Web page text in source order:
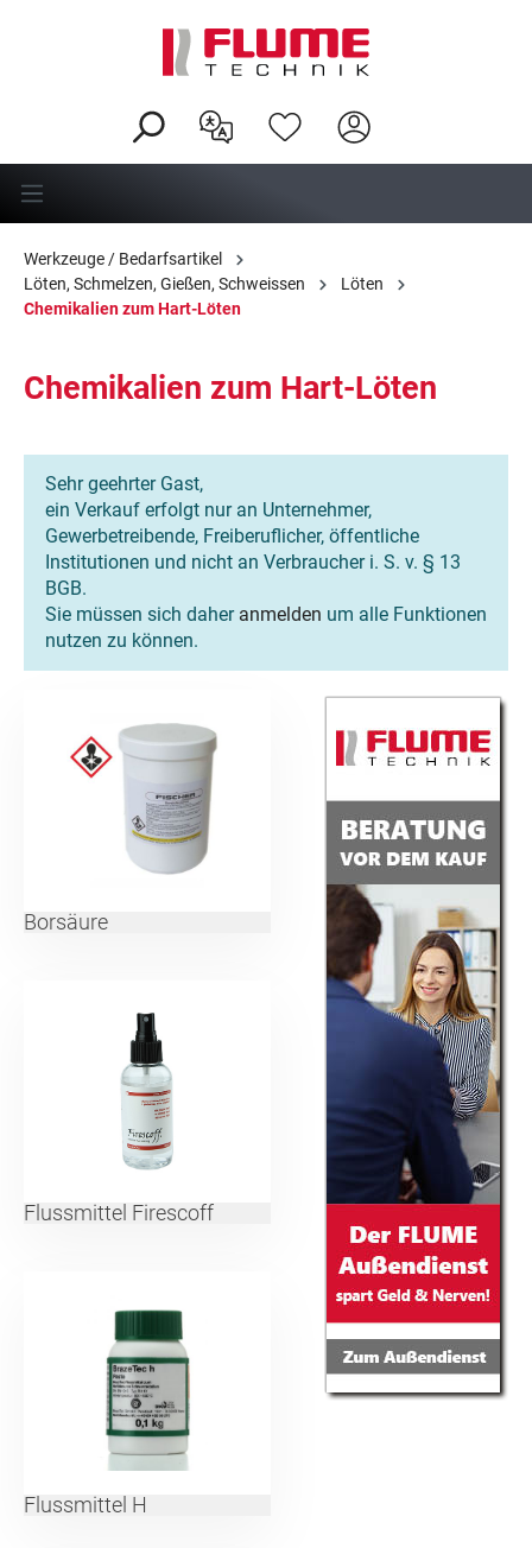
Werkzeuge / Bedarfsartikel
Löten, Schmelzen, Gießen, Schweissen
Löten
Chemikalien zum Hart-Löten
Chemikalien zum Hart-Löten
Sehr geehrter Gast,
ein Verkauf erfolgt nur an Unternehmer,
Gewerbetreibende, Freiberuflicher, öffentliche
Institutionen und nicht an Verbraucher i. S. v. § 13
BGB.
Sie müssen sich daher anmelden um alle Funktionen
nutzen zu können.
Borsäure
Flussmittel Firescoff
Flussmittel H